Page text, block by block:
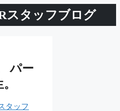
スタッフブログ
パー
タッフ